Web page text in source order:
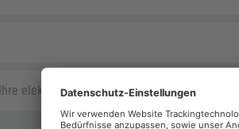
elektronische Rechnungen